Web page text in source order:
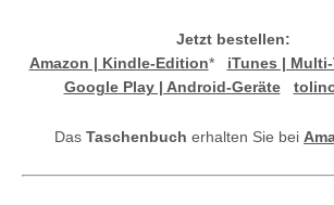
Jetzt bestellen:
Amazon | Kindle-Edition* iTunes |
Google Play | Android-Geräte
Das Taschenbuch erhalten Sie bei